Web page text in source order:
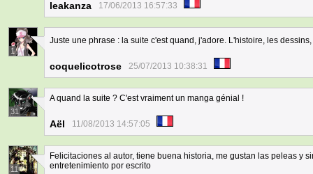
leakanza 17/06/2013 16:57:33
1
Juste une phrase : la suite c'est quand, j'adore. L'histoire, les
coquelicotrose 25/07/2013 10:38:31
31
A quand la suite ? C'est vraiment un manga génial !
Aël 11/08/2013 14:57:05
11
Felicitaciones al autor, tiene buena historia, me gustan las peleas y
entretenimiento por escrito